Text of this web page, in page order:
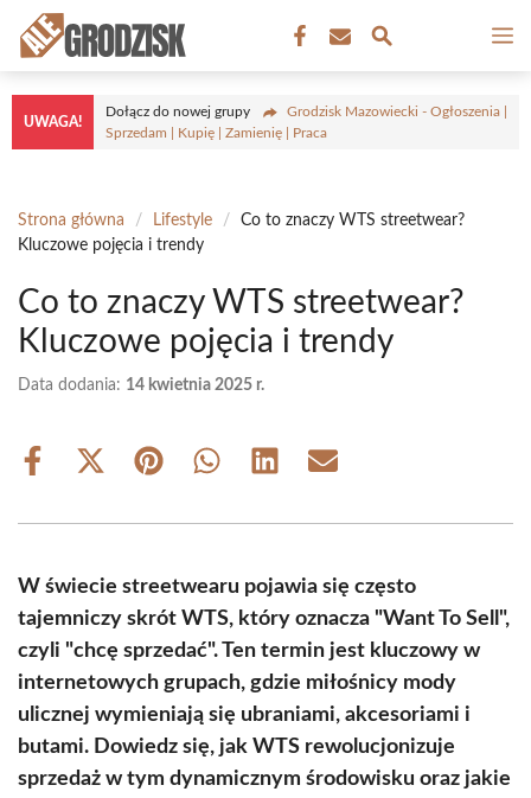
Przejdź
treści
UWAGA!
Dołącz do nowej grupy
Grodzisk Mazowiecki - Ogłoszenia |
Sprzedam | Kupię | Zamienię | Praca
Strona główna / Lifestyle /
Co to znaczy WTS streetwear?
Kluczowe pojęcia i trendy
Co to znaczy WTS streetwear?
Kluczowe pojęcia i trendy
Data dodania: 14 kwietnia 2025 r.
Share
Share
(Twitter)
Share Share Share Share
W świecie streetwearu pojawia się często
tajemniczy skrót WTS, który oznacza "Want To Sell",
czyli "chcę sprzedać". Ten termin jest kluczowy w
internetowych grupach, gdzie miłośnicy mody
ulicznej wymieniają się ubraniami, akcesoriami i
butami. Dowiedz się, jak WTS rewolucjonizuje
sprzedaż w tym dynamicznym środowisku oraz jakie